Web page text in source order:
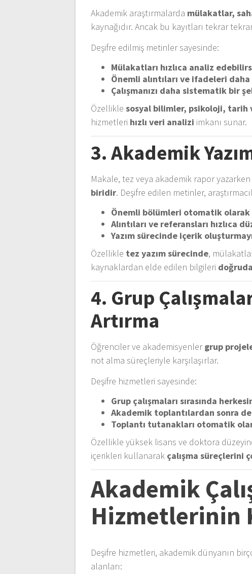
Akademik araştırmalarda mülakatlar,
kaynağıdır. Ancak bu kayıtları tekrar
Deşifre edilmiş metinler sayesinde:
Mülakatları hızlıca analiz
Önemli alıntıları ve ifadeleri
Çalışmanızı daha sistematik bir
Özelliklesosyal bilimler, psikoloji, tarih
hizmetleri hızlı veri analizi imkanı sunar.
3. Akademik
Makale, tez veya akademik rapor yazarken
biridir. Deşifre edilen metinler,
Önemli bölümleri otomatik olarak
Alıntıları ve referansları hızlıca
Yazım sürecinde içerik
Özellikle tez yazım sürecinde,
kaynaklardan elde edilen bilgileri
4. Grup
Artırma
Öğrenciler ve akademisyenlergrup
not alma süreçleriyle karşılaşırlar.
Deşifre hizmetleri sayesinde:
Grup çalışmaları sırasında
Akademik toplantılardan sonra
Toplantı tutanakları otomatik
Özellikle yüksek lisans ve doktora
içerikleri kullanarak çalışma süreçlerini
Akademik
Hizmetlerinin
Deşifre hizmetleri, akademik dünyanın
alanları: